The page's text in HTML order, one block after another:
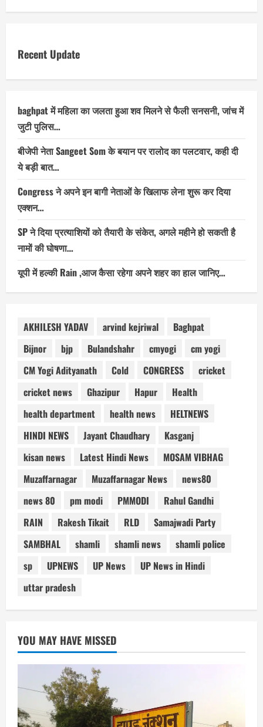
Recent Update
baghpat में महिला का जलता हुआ शव मिलने से फैली सनसनी, जांच में
जुटी पुलिस…
बीजेपी नेता Sangeet Som के बयान पर रालोद का पलटवार, कही दी
ये बड़ी बात…
Congress ने अपने इन बागी नेताओं के खिलाफ लेना शुरू कर दिया
एक्शन…
SP ने दिया प्रत्याशियों को तैयारी के संकेत, अगले महीने हो सकती है
नामों की घोषणा…
यूपी में हल्की Rain ,आज कैसा रहेगा अपने शहर का हाल जानिए…
AKHILESH YADAV arvind kejriwal
Baghpat
Bijnor
bjp Bulandshahr cmyogi
cm yogi
CM Yogi Adityanath
Cold CONGRESS
cricket
cricket news
Ghazipur Hapur
Health
health department
health news
HELTNEWS
HINDI NEWS
Jayant Chaudhary
Kasganj
kisan news
Latest Hindi News
MOSAM VIBHAG
Muzaffarnagar
Muzaffarnagar News
news80
news 80
pm modi PMMODI
Rahul Gandhi
RAIN
Rakesh Tikait RLD
Samajwadi Party
SAMBHAL
shamli shamli news
shamli police
sp
UPNEWS UP News
UP News in Hindi
uttar pradesh
YOU MAY HAVE MISSED